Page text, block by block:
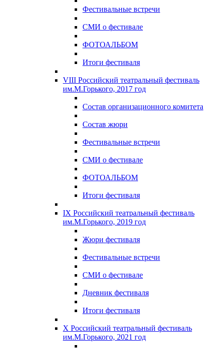
Фестивальные встречи
СМИ о фестивале
ФОТОАЛЬБОМ
Итоги фестиваля
VIII Российский театральный фестиваль
им.М.Горького, 2017 год
Состав организационного комитета
Состав жюри
Фестивальные встречи
СМИ о фестивале
ФОТОАЛЬБОМ
Итоги фестиваля
IX Российский театральный фестиваль
им.М.Горького, 2019 год
Жюри фестиваля
Фестивальные встречи
СМИ о фестивале
Дневник фестиваля
Итоги фестиваля
X Российский театральный фестиваль
им.М.Горького, 2021 год